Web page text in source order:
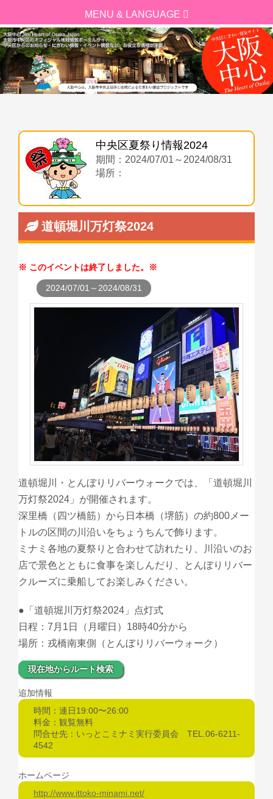
中央区夏祭り情報2024
期間：2024/07/01～2024/08/31
場所：
道頓堀川万灯祭2024
このイベントは終了しました。
2024/07/01～2024/08/31
道頓堀川・とんぼりリバーウォークでは、「道頓堀川
万灯祭2024」が開催されます。
深里橋（四ツ橋筋）から日本橋（堺筋）の約800メー
トルの区間の川沿いをちょうちんで飾ります。
ミナミ各地の夏祭りと合わせて訪れたり、川沿いのお
店で景色とともに食事を楽しんだり、とんぼりリバー
クルーズに乗船してお楽しみください。
●「道頓堀川万灯祭2024」点灯式
日程：7月1日（月曜日）18時40分から
場所：戎橋南東側（とんぼりリバーウォーク）
現在地からルート検索
追加情報
時間：連日19:00〜26:00
料金：観覧無料
問合せ先：いっとこミナミ実行委員会 TEL.06-6211-
4542
ホームページ
http://www.ittoko-minami.net/